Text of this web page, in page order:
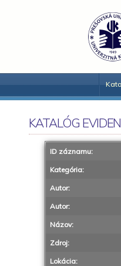
KATALÓG
ID záznamu:
Kategória:
Autor:
Autor:
Názov:
Zdroj:
Lokácia: